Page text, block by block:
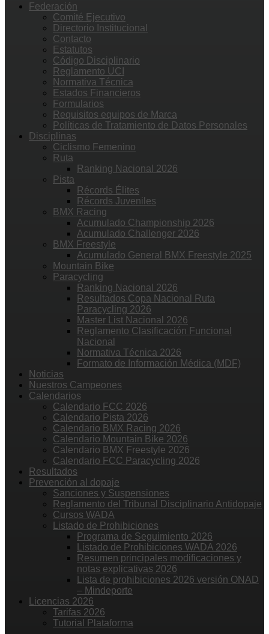
Federación
Comité Ejecutivo
Directorio Institucional
Contacto
Estatutos
Código Disciplinario
Reglamento UCI
Normativa Técnica
Estados Financieros
Formularios
Requisitos equipos de Marca
Políticas de Tratamiento de Datos Personales
Disciplinas
Ciclismo Femenino
Ruta
Ranking Nacional 2026
Pista
Récords Élites
Récords Juveniles
BMX Racing
Acumulado Championship 2026
Acumulado Challenger 2026
BMX Freestyle
Acumulado General BMX Freestyle 2025
Mountain Bike
Paracycling
Ranking Nacional 2026
Resultados Copa Nacional Ruta
Paracycling 2026
Master List Nacional 2026
Reglamento Clasificación Funcional
Nacional
Normativa Técnica 2026
Formato de Información Médica (MDF)
Noticias
Nuestros Campeones
Calendarios
Calendario FCC 2026
Calendario Pista 2026
Calendario BMX Racing 2026
Calendario Mountain Bike 2026
Calendario BMX Freestyle 2026
Calendario FCC Paracycling 2026
Resultados
Prevención al dopaje
Sanciones y Suspensiones
Reglamento del Tribunal Disciplinario Antidopaje
Cursos WADA
Listado de Prohibiciones
Programa de Seguimiento 2026
Listado de Prohibiciones WADA 2026
Resumen principales modificaciones y
notas explicativas 2026
Lista de prohibiciones 2026 versión ONAD
– Mindeporte
Licencias 2026
Tarifas 2026
Tutorial Plataforma